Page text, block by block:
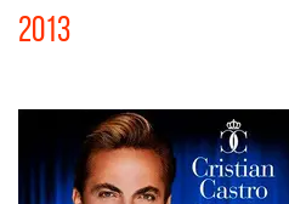
2013